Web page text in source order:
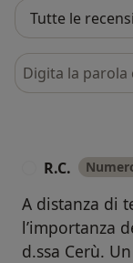
Cerca nelle
R.C.
A distanza di
l’importanza
d.ssa Cerù.